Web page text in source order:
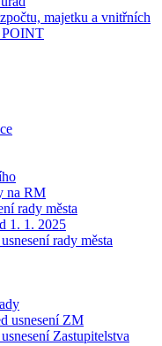
majetku a vnitřních
POINT
na RM
rady města
1. 1. 2025
rady města
usnesení ZM
Zastupitelstva